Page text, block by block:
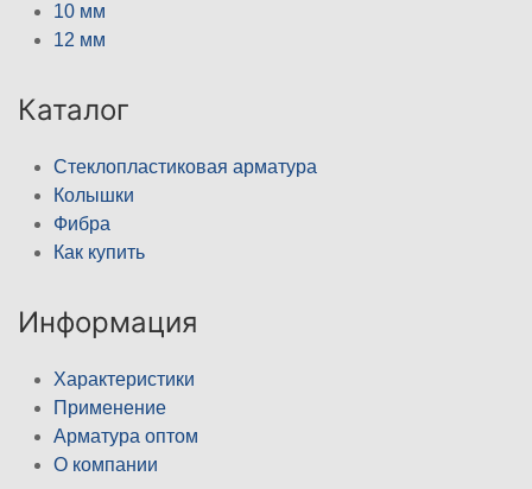
10 мм
12 мм
Каталог
Стеклопластиковая арматура
Колышки
Фибра
Как купить
Информация
Характеристики
Применение
Арматура оптом
О компании